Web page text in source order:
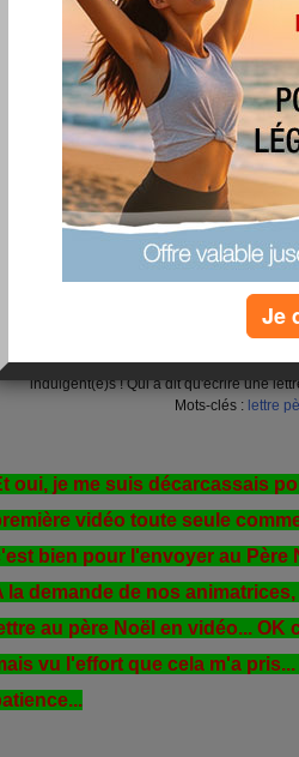
Ma lettre au petit Papa
A la demande de Poupette30 et
au père Noël en vidéo... voilà mon
indulgent(e)s ! Qui a dit qu'écrire une
Mots-clés : lettre
oui, je me suis décarcassais
vidéo toute seule
bien pour l'envoyer au Père
la demande de nos
au père Noël en vidéo... OK
vu l'effort que cela m'a
Je